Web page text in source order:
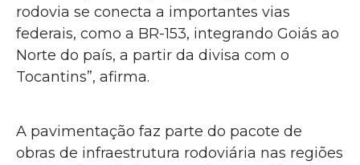
rodovia se conecta a importantes vias
federais, como a BR-153, integrando Goiás ao
Norte do país, a partir da divisa com o
Tocantins”, afirma.
A pavimentação faz parte do pacote de
obras de infraestrutura rodoviária nas regiões